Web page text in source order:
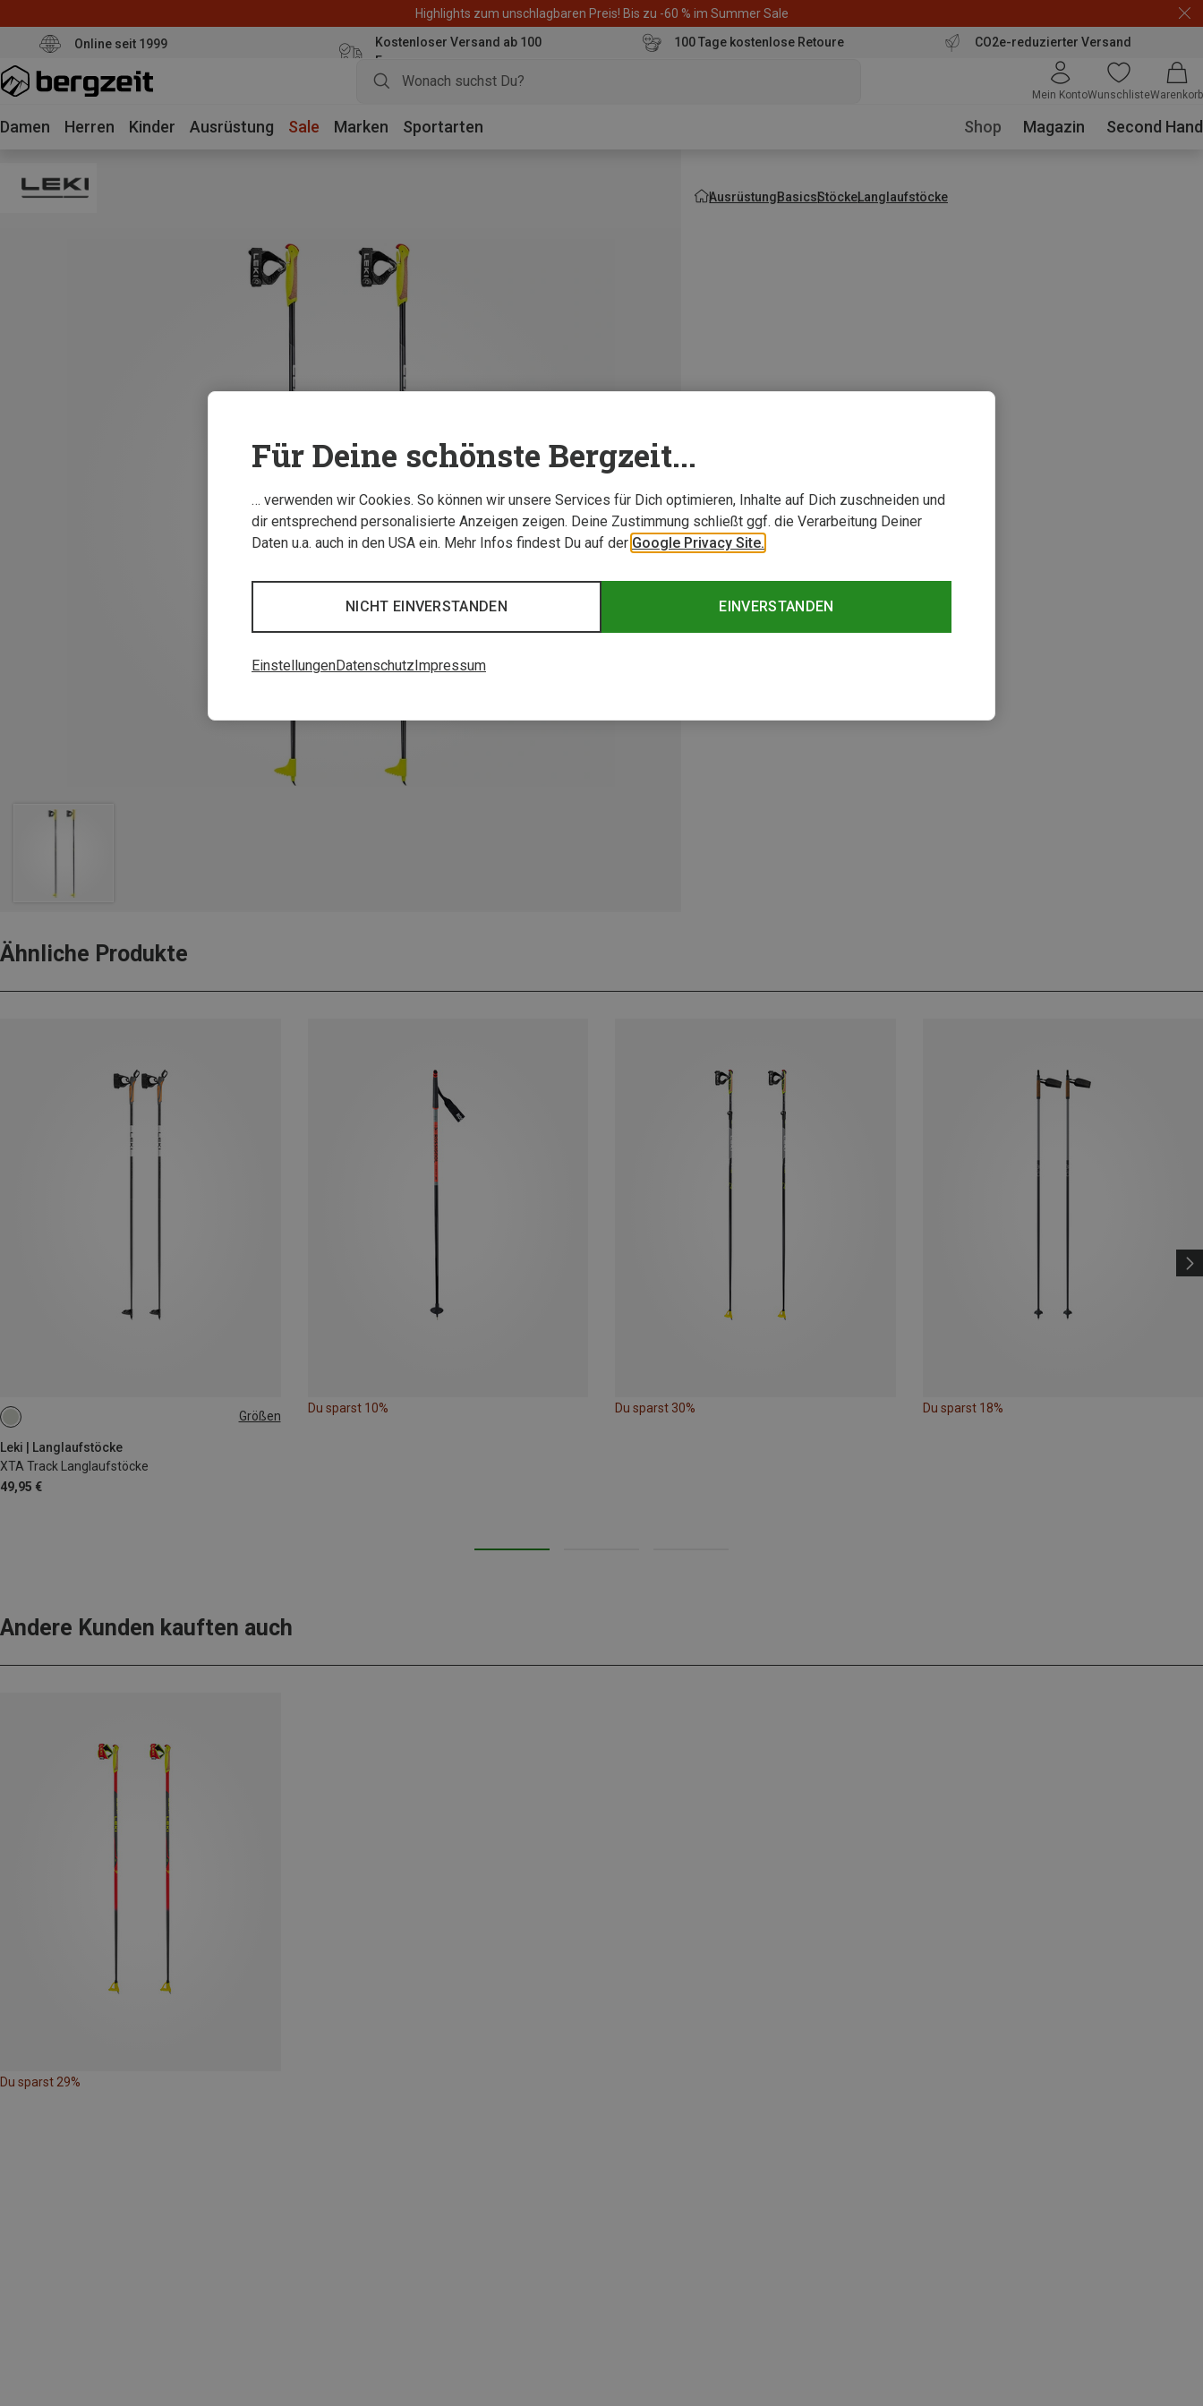
Highlights zum unschlagbaren Preis! Bis zu -60 % im Summer Sale
Online seit 1999
Kostenloser Versand ab 100
Euro
100 Tage kostenlose Retoure CO2e-reduzierter Versand
Mein KontoWunschlisteWarenkorb
Damen Herren Kinder Ausrüstung Sale Marken Sportarten Shop Magazin Second Hand
AusrüstungBasicsStöckeLanglaufstöcke
Ähnliche Produkte
Größen
Leki | Langlaufstöcke
XTA Track Langlaufstöcke
49,95 €
125CM
Du sparst 10% Du sparst 30% Du sparst 18%
Andere Kunden kauften auch
Du sparst 29%
Für Deine schönste Bergzeit...
… verwenden wir Cookies. So können wir unsere Services für Dich optimieren, Inhalte auf Dich zuschneiden und
dir entsprechend personalisierte Anzeigen zeigen. Deine Zustimmung schließt ggf. die Verarbeitung Deiner
Daten u.a. auch in den USA ein. Mehr Infos findest Du auf der Google Privacy Site.
EINVERSTANDEN
NICHT EINVERSTANDEN
EinstellungenDatenschutzImpressum